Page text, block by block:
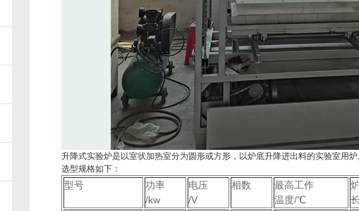
升降式实验炉是以室状加热室分为圆形或方形，以炉底升降进出料的实验室用炉,
选型规格如下：
型号
功率
/kw
电压
/V
相数
最高工作
温度/℃